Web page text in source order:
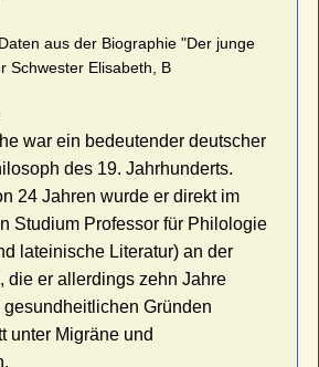
aus der Biographie "Der junge
Schwester Elisabeth, B
war ein bedeutender deutscher
des 19. Jahrhunderts.
24 Jahren wurde er direkt im
Studium Professor für Philologie
lateinische Literatur) an der
die er allerdings zehn Jahre
gesundheitlichen Gründen
unter Migräne und